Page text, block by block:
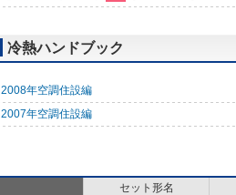
冷熱ハンドブック
2008年空調住設編
2007年空調住設編
セット形名